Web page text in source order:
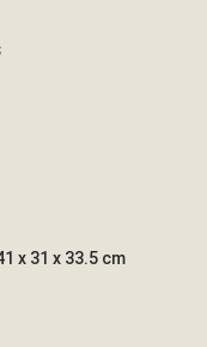
x 31 x 33.5 cm